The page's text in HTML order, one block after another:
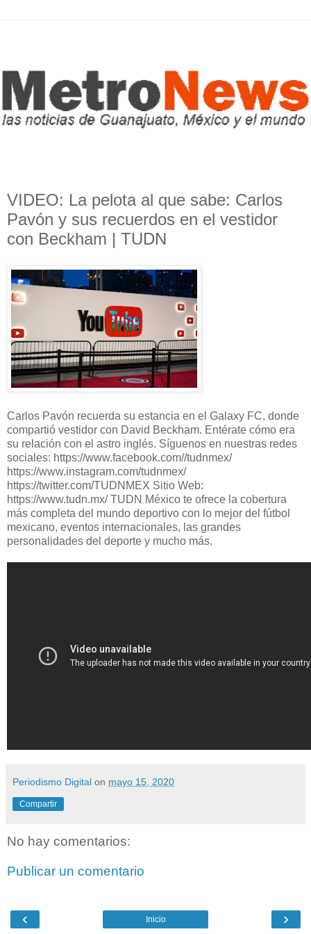
VIDEO: La pelota al que sabe: Carlos
Pavón y sus recuerdos en el vestidor
con Beckham | TUDN
Carlos Pavón recuerda su estancia en el Galaxy FC, donde
compartió vestidor con David Beckham. Entérate cómo era
su relación con el astro inglés. Síguenos en nuestras redes
sociales: https://www.facebook.com//tudnmex/
https://www.instagram.com/tudnmex/
https://twitter.com/TUDNMEX Sitio Web:
https://www.tudn.mx/ TUDN México te ofrece la cobertura
más completa del mundo deportivo con lo mejor del fútbol
mexicano, eventos internacionales, las grandes
personalidades del deporte y mucho más.
Periodismo Digital on mayo 15, 2020
Compartir
No hay comentarios:
Publicar un comentario
‹ ›
Inicio